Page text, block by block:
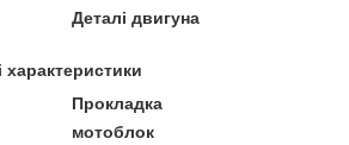
Деталі двигуна
Прокладка
мотоблок